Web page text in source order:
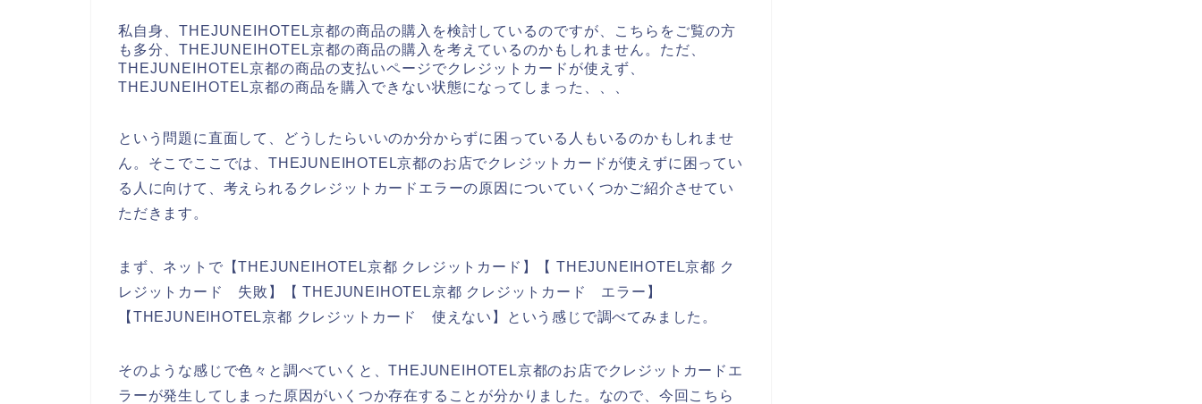
私自身、THEJUNEIHOTEL京都の商品の購入を検討しているのですが、こちらをご覧の方
も多分、THEJUNEIHOTEL京都の商品の購入を考えているのかもしれません。ただ、
THEJUNEIHOTEL京都の商品の支払いページでクレジットカードが使えず、
THEJUNEIHOTEL京都の商品を購入できない状態になってしまった、、、
という問題に直面して、どうしたらいいのか分からずに困っている人もいるのかもしれませ
ん。そこでここでは、THEJUNEIHOTEL京都のお店でクレジットカードが使えずに困ってい
る人に向けて、考えられるクレジットカードエラーの原因についていくつかご紹介させてい
ただきます。
まず、ネットで【THEJUNEIHOTEL京都 クレジットカード】【 THEJUNEIHOTEL京都 ク
レジットカード 失敗】【 THEJUNEIHOTEL京都 クレジットカード エラー】
【THEJUNEIHOTEL京都 クレジットカード 使えない】という感じで調べてみました。
そのような感じで色々と調べていくと、THEJUNEIHOTEL京都のお店でクレジットカードエ
ラーが発生してしまった原因がいくつか存在することが分かりました。なので、今回こちら